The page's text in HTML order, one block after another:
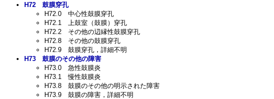
H72 鼓膜穿孔
H72.0 中心性鼓膜穿孔
H72.1
上鼓室（鼓膜）穿孔
H72.2 その他の辺縁性鼓膜穿孔
H72.8 その他の鼓膜穿孔
H72.9 鼓膜穿孔，詳細不明
H73 鼓膜のその他の障害
H73.0 急性鼓膜炎
H73.1
慢性鼓膜炎
H73.8 鼓膜のその他の明示された障害
H73.9 鼓膜の障害，詳細不明